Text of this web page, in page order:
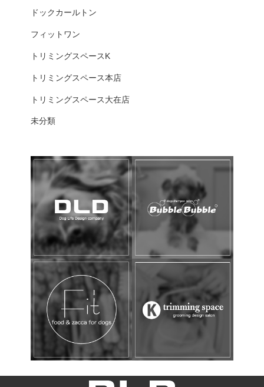
ドックカールトン
フィットワン
トリミングスペースK
トリミングスペース本店
トリミングスペース大在店
未分類